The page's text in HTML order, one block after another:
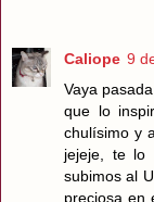
Caliope 9
Vaya
que lo
chulísimo y
jejeje, te lo
subimos al
preciosa en